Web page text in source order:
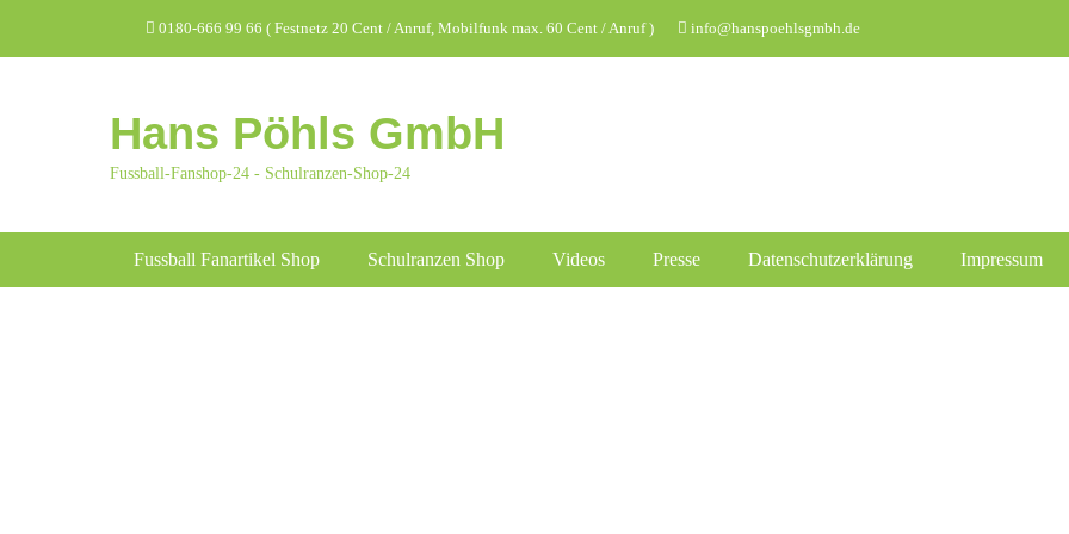
Header Top Menu
0180-666 99 66 ( Festnetz 20 Cent / Anruf, Mobilfunk max. 60 Cent / Anruf ) info@hanspoehlsgmbh.de
Hans Pöhls GmbH
Fussball-Fanshop-24 - Schulranzen-Shop-24
Hauptmenü
Fussball Fanartikel Shop Schulranzen Shop Videos Presse Datenschutzerklärung Impressum